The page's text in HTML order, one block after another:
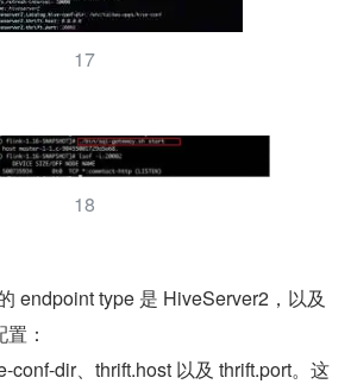
17
18
endpoint type 是 HiveServer2，以及
：
conf-dir、thrift.host 以及 thrift.port。这